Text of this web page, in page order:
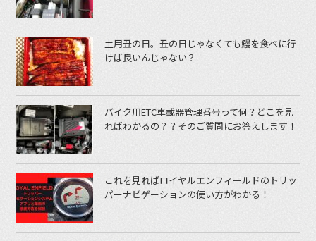
土用丑の日。丑の日じゃなくても鰻を食べに行
けば良いんじゃない？
バイク用ETC車載器管理番号って何？どこを見
ればわかるの？？そのご質問にお答えします！
これを見ればロイヤルエンフィールドのトリッ
パーナビゲーションの使い方がわかる！